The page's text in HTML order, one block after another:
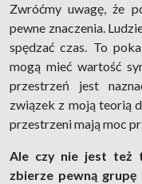
Zwróćmy uwagę, że
pewne znaczenia.
spędzać czas. To
mogą mieć wartość
przestrzeń jest
związek z moją teorią
przestrzeni mają moc
Ale czy nie jest też
zbierze pewną